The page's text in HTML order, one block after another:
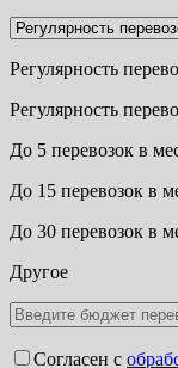
Регулярность
Регулярность
До 5 перевозок в
До 15 перевозок в
До 30 перевозок в
Другое
Согласен с